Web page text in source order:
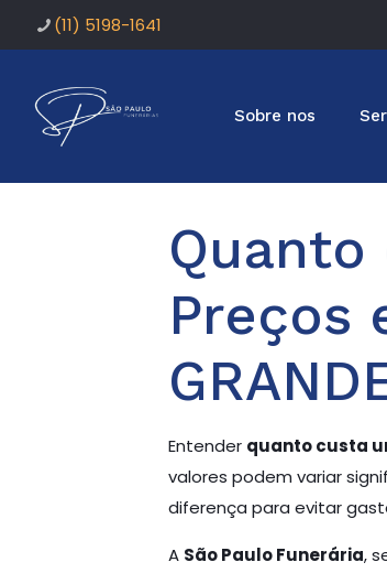
(11) 5198-1641
Sobre nos
Quanto
Preços
Entender quanto custa
valores podem variar
diferença para evitar
A São Paulo Funerária,